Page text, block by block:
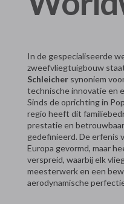
In de gespecialiseerde
zweefvliegtuigbouw
Schleichersynoniem
technische innovatie en
Sinds de oprichting in
regio heeft dit
prestatie en
gedefinieerd. De erfenis
Europa gevormd, maar
verspreid, waarbij elk
meesterwerk en een
aerodynamische